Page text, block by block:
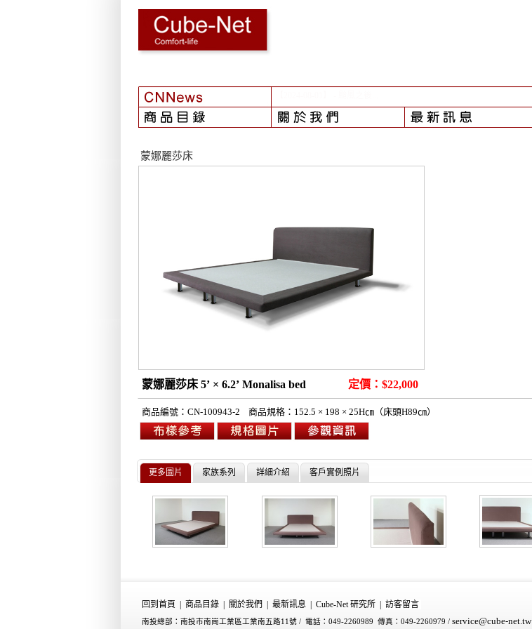
蒙娜麗莎床
蒙娜麗莎床 5’ × 6.2’ Monalisa bed 定價：$22,000
商品編號： CN-100943-2 商品規格： 152.5 × 198 × 25H㎝（床頭H89㎝）
更多圖片 家族系列 詳細介紹 客戶實例照片
回到首頁 商品目錄 關於我們 最新訊息 Cube-Net 研究所 訪客留言
南投總部：南投市南崗工業區工業南五路11號 / 電話：049-2260989 傳真：049-2260979 / service@cube-net.tw